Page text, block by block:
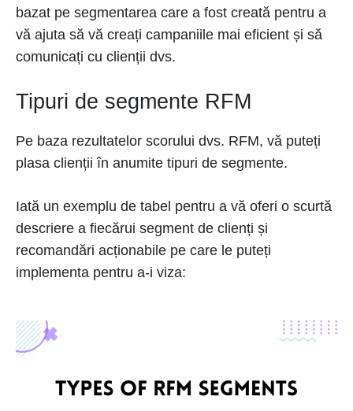
bazat pe segmentarea care a fost creată pentru a
vă ajuta să vă creați campaniile mai eficient și să
comunicați cu clienții dvs.
Tipuri de segmente RFM
Pe baza rezultatelor scorului dvs. RFM, vă puteți
plasa clienții în anumite tipuri de segmente.
Iată un exemplu de tabel pentru a vă oferi o scurtă
descriere a fiecărui segment de clienți și
recomandări acționabile pe care le puteți
implementa pentru a-i viza: